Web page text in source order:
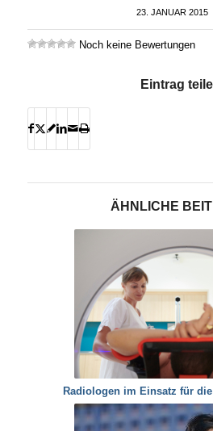
23. JANUAR 2015
/
Noch keine Bewertungen
Eintrag
ÄHNLICHE
Radiologen im Einsatz für